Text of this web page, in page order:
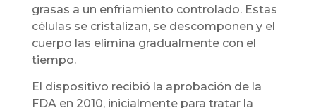
grasas a un enfriamiento controlado. Estas
células se cristalizan, se descomponen y el
cuerpo las elimina gradualmente con el
tiempo.
El dispositivo recibió la aprobación de la
FDA en 2010, inicialmente para tratar la